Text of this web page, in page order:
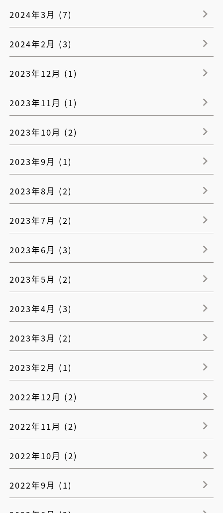
2024年3月 (7)
2024年2月 (3)
2023年12月 (1)
2023年11月 (1)
2023年10月 (2)
2023年9月 (1)
2023年8月 (2)
2023年7月 (2)
2023年6月 (3)
2023年5月 (2)
2023年4月 (3)
2023年3月 (2)
2023年2月 (1)
2022年12月 (2)
2022年11月 (2)
2022年10月 (2)
2022年9月 (1)